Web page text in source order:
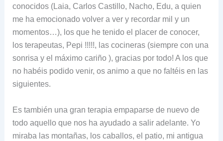
conocidos (Laia, Carlos Castillo, Nacho, Edu, a quien
me ha emocionado volver a ver y recordar mil y un
momentos…), los que he tenido el placer de conocer,
los terapeutas, Pepi !!!!!, las cocineras (siempre con una
sonrisa y el máximo cariño ), gracias por todo! A los que
no habéis podido venir, os animo a que no faltéis en las
siguientes.
Es también una gran terapia empaparse de nuevo de
todo aquello que nos ha ayudado a salir adelante. Yo
miraba las montañas, los caballos, el patio, mi antigua